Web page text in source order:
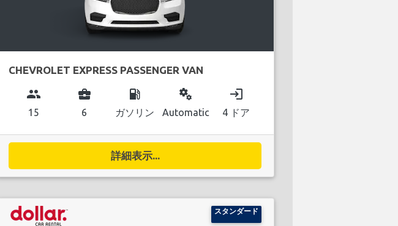
CHEVROLET EXPRESS PASSENGER VAN
group
15
business_center
6
local_gas_station
ガソリン
miscellaneous_services
Automatic
login
4 ドア
詳細表示...
スタンダード